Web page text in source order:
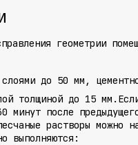
геометрии
слоями до 50 мм,
толщиной до 15
минут после
растворы можно
выполняются: